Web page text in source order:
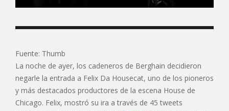
Fuente: Thumb
La noche de ayer, los cadeneros de Berghain decidieron
negarle la entrada a Felix Da Housecat, uno de los pioneros
y más destacados productores de la escena House de
Chicago. Felix, mostró su ira a través de 45 tweets